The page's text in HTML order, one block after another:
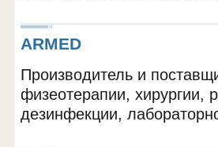
ARMED
Производитель и
физеотерапии, хирургии,
дезинфекции,